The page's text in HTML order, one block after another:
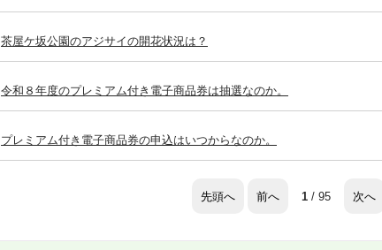
茶屋ケ坂公園のアジサイの開花状況は？
令和８年度のプレミアム付き電子商品券は抽選なのか。
プレミアム付き電子商品券の申込はいつからなのか。
先頭へ 前へ 1/ 95 次へ